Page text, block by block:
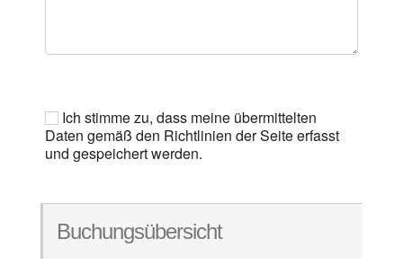
Ich stimme zu, dass meine übermittelten
Daten gemäß den Richtlinien der Seite erfasst
und gespeichert werden.
Buchungsübersicht